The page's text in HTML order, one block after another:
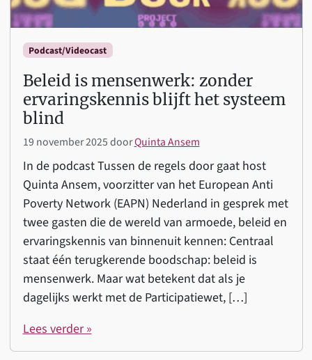
Podcast/Videocast
Beleid is mensenwerk: zonder
ervaringskennis blijft het systeem
blind
19 november 2025doorQuinta Ansem
In de podcast Tussen de regels door gaat host
Quinta Ansem, voorzitter van het European Anti
Poverty Network (EAPN) Nederland in gesprek met
twee gasten die de wereld van armoede, beleid en
ervaringskennis van binnenuit kennen: Centraal
staat één terugkerende boodschap: beleid is
mensenwerk. Maar wat betekent dat als je
dagelijks werkt met de Participatiewet, […]
Lees verder »